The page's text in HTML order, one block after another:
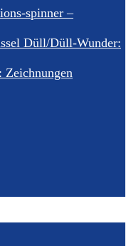
spinner –
Düll/Düll-Wunder: